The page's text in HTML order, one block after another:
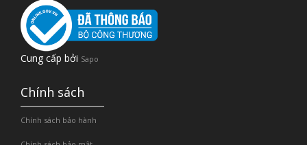
Cung cấp bởi Sapo
Chính sách
Chính sách bảo hành